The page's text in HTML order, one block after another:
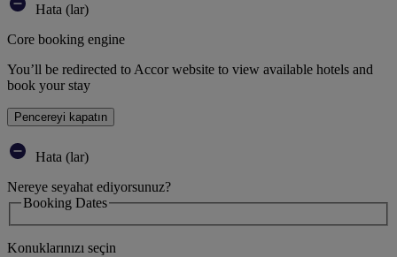
Hata (lar)
Core booking engine
You’ll be redirected to Accor website to view available hotels and
book your stay
Pencereyi kapatın
Hata (lar)
Nereye seyahat ediyorsunuz?
Booking Dates
Konuklarınızı seçin